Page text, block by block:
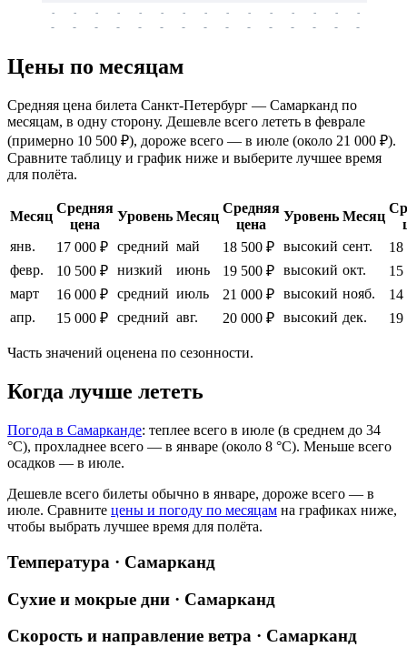
-
-
-
-
-
-
-
-
-
-
-
-
-
-
-
-
-
-
-
-
-
-
-
-
-
-
-
-
-
-
Цены по месяцам
Средняя цена билета Санкт-Петербург — Самарканд по
месяцам, в одну сторону. Дешевле всего лететь в феврале
(примерно 10 500 ₽), дороже всего — в июле (около 21 000 ₽).
Сравните таблицу и график ниже и выберите лучшее время
для полёта.
Месяц
Средняя
цена
Уровень Месяц
Средняя
цена
Уровень Месяц
янв.
17 000 ₽ средний май 18 500 ₽ высокий сент.
18
февр.
10 500 ₽ низкий июнь 19 500 ₽ высокий окт.
15
март
16 000 ₽ средний июль 21 000 ₽ высокий нояб.
14
апр.
15 000 ₽ средний авг. 20 000 ₽ высокий дек. 19
Часть значений оценена по сезонности.
Когда лучше лететь
Погода в Самарканде: теплее всего в июле (в среднем до 34
°C), прохладнее всего — в январе (около 8 °C). Меньше всего
осадков — в июле.
Дешевле всего билеты обычно в январе, дороже всего — в
июле. Сравните цены и погоду по месяцам на графиках ниже,
чтобы выбрать лучшее время для полёта.
Температура · Самарканд
Сухие и мокрые дни · Самарканд
Скорость и направление ветра · Самарканд